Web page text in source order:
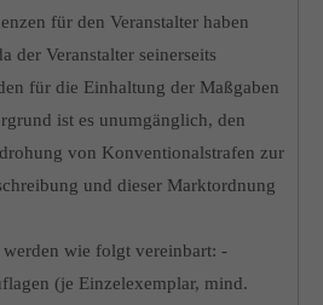
für den Veranstalter haben
der Veranstalter seinerseits
für die Einhaltung der Maßgaben
ist es unumgänglich, den
von Konventionalstrafen zur
und dieser Marktordnung
wie folgt vereinbart: -
(je Einzelexemplar, mind.